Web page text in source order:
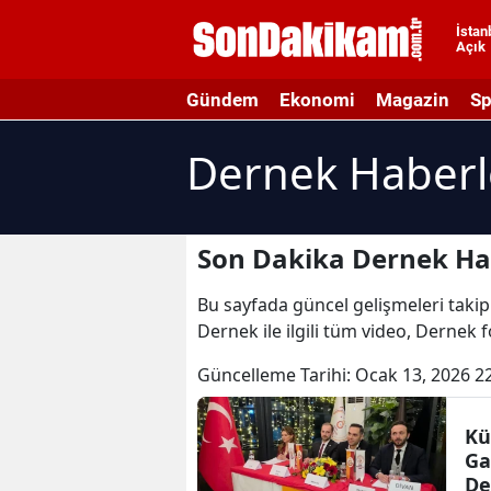
Açık
Gündem Ekonomi Magazin
Dernek
Son Dakika Dernek
Bu sayfada güncel gelişmeleri
Dernek ile ilgili tüm video, Dernek
Güncelleme Tarihi: Ocak 13, 2026